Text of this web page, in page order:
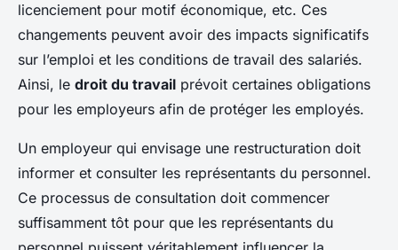
licenciement pour motif économique, etc. Ces
changements peuvent avoir des impacts significatifs
sur l’emploi et les conditions de travail des salariés.
Ainsi, le droit du travail prévoit certaines obligations
pour les employeurs afin de protéger les employés.
Un employeur qui envisage une restructuration doit
informer et consulter les représentants du personnel.
Ce processus de consultation doit commencer
suffisamment tôt pour que les représentants du